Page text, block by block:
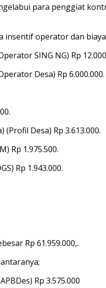
para penggiat
operator dan
SING NG) Rp
Desa) Rp 6.000.000.
Desa) Rp 3.613.000.
Rp 1.975.500.
Rp 1.943.000.
Rp 61.959.000,.
Rp 3.575.000